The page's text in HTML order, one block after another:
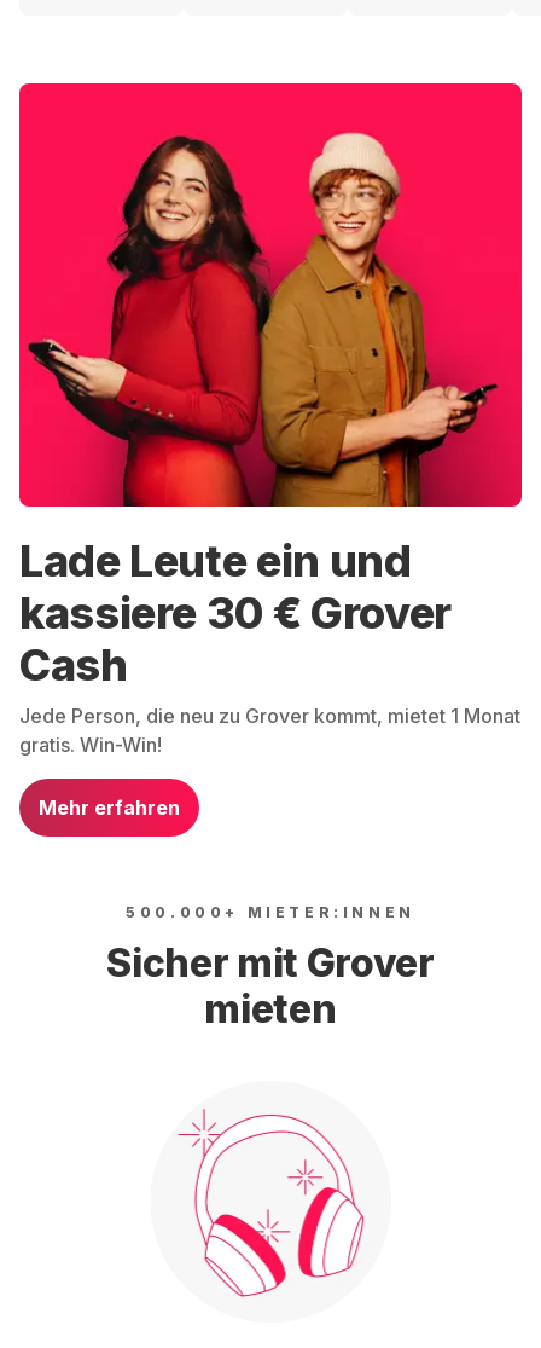
Lade Leute ein und
kassiere 30 € Grover
Cash
Jede Person, die neu zu Grover kommt, mietet 1 Monat
gratis. Win-Win!
Mehr erfahren
500.000+ MIETER:INNEN
Sicher mit Grover
mieten